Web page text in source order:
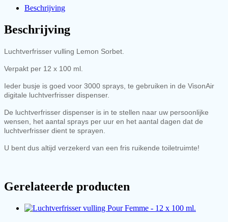
100
aantal
Beschrijving
Beschrijving
Luchtverfrisser vulling Lemon Sorbet.
Verpakt per 12 x 100 ml.
Ieder busje is goed voor 3000 sprays, te gebruiken in de VisonAir
digitale luchtverfrisser dispenser.
De luchtverfrisser dispenser is in te stellen naar uw persoonlijke
wensen, het aantal sprays per uur en het aantal dagen dat de
luchtverfrisser dient te sprayen.
U bent dus altijd verzekerd van een fris ruikende toiletruimte!
Gerelateerde producten